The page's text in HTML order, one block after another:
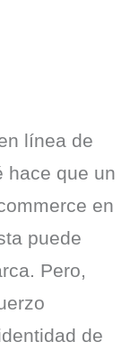
línea de
hace que un
en
puede
Pero,
de